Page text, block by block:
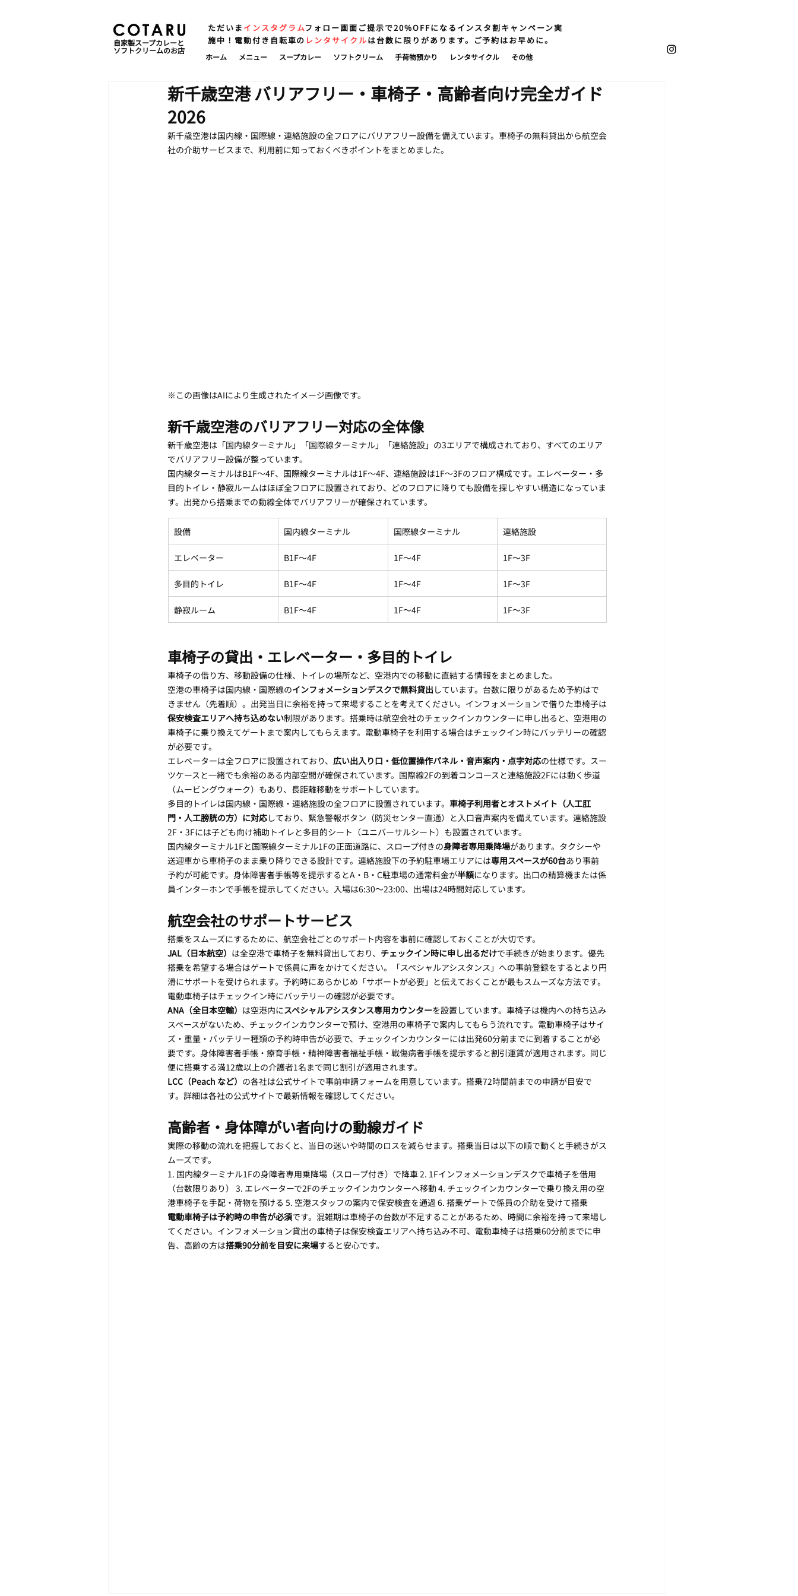
自家製スープカレーと
ソフトクリームのお店
ただいま インスタグラムフォロー画面ご提示で20%OFFになるインスタ割キャンペーン実
施中！電動付き自転車の レンタサイクルは台数に限りがあります。ご予約はお早めに。
ホーム メニュー スープカレー ソフトクリーム 手荷物預かり レンタサイクル その他
新千歳空港 バリアフリー・車椅子・高齢者向け完全ガイド
2026
新千歳空港は国内線・国際線・連絡施設の全フロアにバリアフリー設備を備えています。車椅子の無料貸出から航空会
社の介助サービスまで、利用前に知っておくべきポイントをまとめました。
※この画像はAIにより生成されたイメージ画像です。
新千歳空港のバリアフリー対応の全体像
新千歳空港は「国内線ターミナル」「国際線ターミナル」「連絡施設」の3エリアで構成されており、すべてのエリア
でバリアフリー設備が整っています。
国内線ターミナルはB1F〜4F、国際線ターミナルは1F〜4F、連絡施設は1F〜3Fのフロア構成です。エレベーター・多
目的トイレ・静寂ルームはほぼ全フロアに設置されており、どのフロアに降りても設備を探しやすい構造になっていま
す。出発から搭乗までの動線全体でバリアフリーが確保されています。
設備 国内線ターミナル 国際線ターミナル 連絡施設
エレベーター B1F〜4F 1F〜4F 1F〜3F
多目的トイレ B1F〜4F 1F〜4F 1F〜3F
静寂ルーム B1F〜4F 1F〜4F 1F〜3F
車椅子の貸出・エレベーター・多目的トイレ
車椅子の借り方、移動設備の仕様、トイレの場所など、空港内での移動に直結する情報をまとめました。
空港の車椅子は国内線・国際線のインフォメーションデスクで無料貸出 しています。台数に限りがあるため予約はで
きません（先着順）。出発当日に余裕を持って来場することを考えてください。インフォメーションで借りた車椅子は
保安検査エリアへ持ち込めない制限があります。搭乗時は航空会社のチェックインカウンターに申し出ると、空港用の
車椅子に乗り換えてゲートまで案内してもらえます。電動車椅子を利用する場合はチェックイン時にバッテリーの確認
が必要です。
エレベーターは全フロアに設置されており、 広い出入り口・低位置操作パネル・音声案内・点字対応の仕様です。スー
ツケースと一緒でも余裕のある内部空間が確保されています。国際線2Fの到着コンコースと連絡施設2Fには動く歩道
（ムービングウォーク）もあり、長距離移動をサポートしています。
多目的トイレは国内線・国際線・連絡施設の全フロアに設置されています。 車椅子利用者とオストメイト（人工肛
門・人工膀胱の方）に対応しており、緊急警報ボタン（防災センター直通）と入口音声案内を備えています。連絡施設
2F・3Fには子ども向け補助トイレと多目的シート（ユニバーサルシート）も設置されています。
国内線ターミナル1Fと国際線ターミナル1Fの正面道路に、スロープ付きの身障者専用乗降場があります。タクシーや
送迎車から車椅子のまま乗り降りできる設計です。連絡施設下の予約駐車場エリアには専用スペースが60台あり事前
予約が可能です。身体障害者手帳等を提示するとA・B・C駐車場の通常料金が半額になります。出口の精算機または係
員インターホンで手帳を提示してください。入場は6:30〜23:00、出場は24時間対応しています。
航空会社のサポートサービス
搭乗をスムーズにするために、航空会社ごとのサポート内容を事前に確認しておくことが大切です。
JAL（日本航空） は全空港で車椅子を無料貸出しており、 チェックイン時に申し出るだけで手続きが始まります。優先
搭乗を希望する場合はゲートで係員に声をかけてください。「スペシャルアシスタンス」への事前登録をするとより円
滑にサポートを受けられます。予約時にあらかじめ「サポートが必要」と伝えておくことが最もスムーズな方法です。
電動車椅子はチェックイン時にバッテリーの確認が必要です。
ANA（全日本空輸） は空港内にスペシャルアシスタンス専用カウンターを設置しています。車椅子は機内への持ち込み
スペースがないため、チェックインカウンターで預け、空港用の車椅子で案内してもらう流れです。電動車椅子はサイ
ズ・重量・バッテリー種類の予約時申告が必要で、チェックインカウンターには出発60分前までに到着することが必
要です。身体障害者手帳・療育手帳・精神障害者福祉手帳・戦傷病者手帳を提示すると割引運賃が適用されます。同じ
便に搭乗する満12歳以上の介護者1名まで同じ割引が適用されます。
LCC（Peach など） の各社は公式サイトで事前申請フォームを用意しています。搭乗72時間前までの申請が目安で
す。詳細は各社の公式サイトで最新情報を確認してください。
高齢者・身体障がい者向けの動線ガイド
実際の移動の流れを把握しておくと、当日の迷いや時間のロスを減らせます。搭乗当日は以下の順で動くと手続きがス
ムーズです。
1. 国内線ターミナル1Fの身障者専用乗降場（スロープ付き）で降車 2. 1Fインフォメーションデスクで車椅子を借用
（台数限りあり） 3. エレベーターで2Fのチェックインカウンターへ移動 4. チェックインカウンターで乗り換え用の空
港車椅子を手配・荷物を預ける 5. 空港スタッフの案内で保安検査を通過 6. 搭乗ゲートで係員の介助を受けて搭乗
電動車椅子は予約時の申告が必須です。混雑期は車椅子の台数が不足することがあるため、時間に余裕を持って来場し
てください。インフォメーション貸出の車椅子は保安検査エリアへ持ち込み不可、電動車椅子は搭乗60分前までに申
告、高齢の方は搭乗90分前を目安に来場すると安心です。